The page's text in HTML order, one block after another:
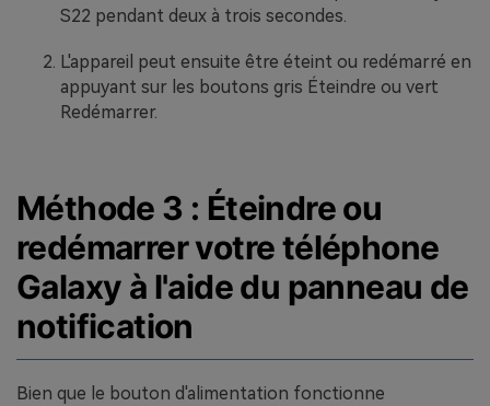
S22 pendant deux à trois secondes.
L'appareil peut ensuite être éteint ou redémarré en
appuyant sur les boutons gris Éteindre ou vert
Redémarrer.
Méthode 3 : Éteindre ou
redémarrer votre téléphone
Galaxy à l'aide du panneau de
notification
Bien que le bouton d'alimentation fonctionne